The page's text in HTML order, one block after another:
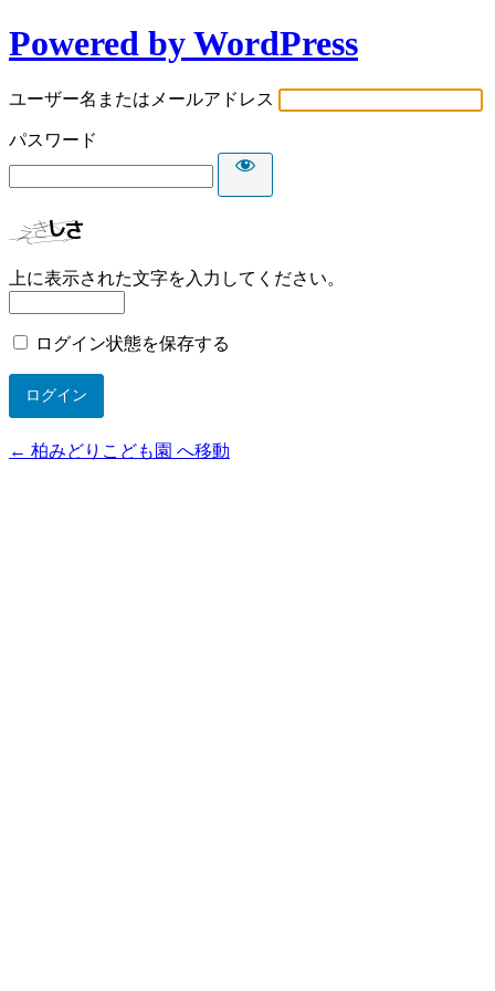
Powered by WordPress
ユーザー名またはメールアドレス
パスワード
上に表示された文字を入力してください。
ログイン状態を保存する
← 柏みどりこども園 へ移動